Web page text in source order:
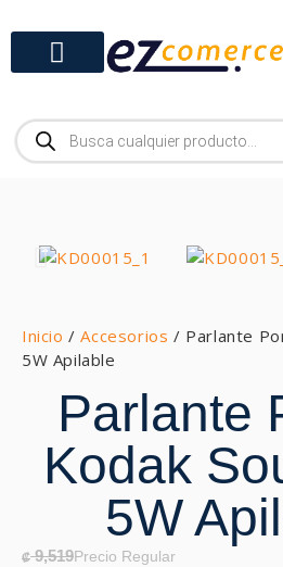
Inicio /Accesorios / Parlante
5W Apilable
Parlante
Kodak
5W
₡9,519